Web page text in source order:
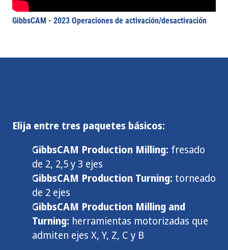
GibbsCAM - 2023 Operaciones de activación/desactivación
Elija entre tres paquetes básicos:
GibbsCAM Production Milling: fresado
de 2, 2,5 y 3 ejes
GibbsCAM Production Turning: torneado
de 2 ejes
GibbsCAM Production Milling and
Turning: herramientas motorizadas que
admiten ejes X, Y, Z, C y B